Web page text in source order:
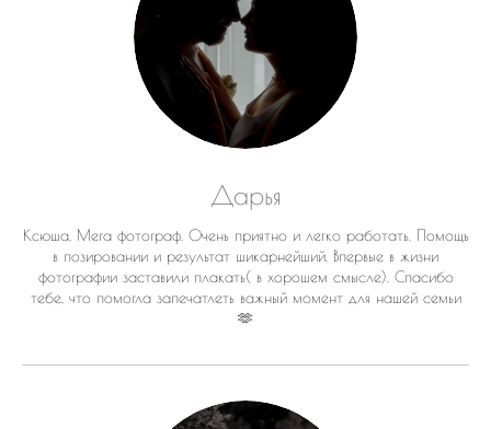
Дарья
Ксюша, Мега фотограф. Очень приятно и легко работать. Помощь
в позировании и результат шикарнейший. Впервые в жизни
фотографии заставили плакать( в хорошем смысле). Спасибо
тебе, что помогла запечатлеть важный момент для нашей семьи
🫶